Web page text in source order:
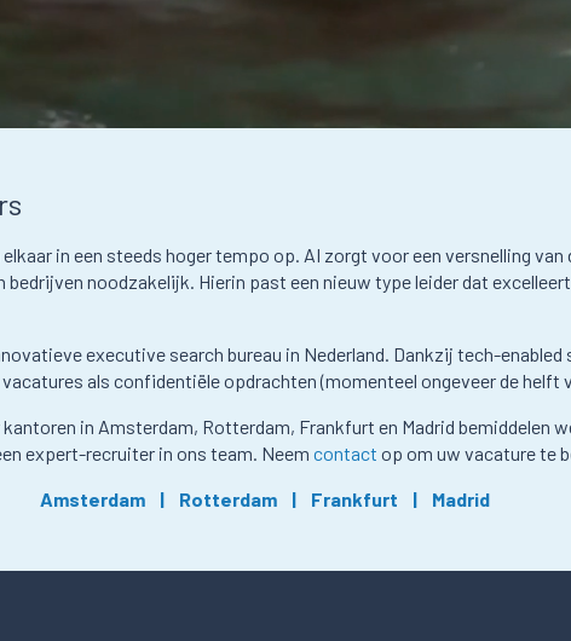
in een steeds hoger tempo op. AI zorgt voor een versnelling
noodzakelijk. Hierin past een nieuw type leider dat
executive search bureau in Nederland. Dankzij tech-
als confidentiële opdrachten (momenteel ongeveer de helft
in Amsterdam, Rotterdam, Frankfurt en Madrid bemiddelen
expert-recruiter in ons team. Neemcontact op om uw vacature te
Amsterdam | Rotterdam | Frankfurt | Madrid